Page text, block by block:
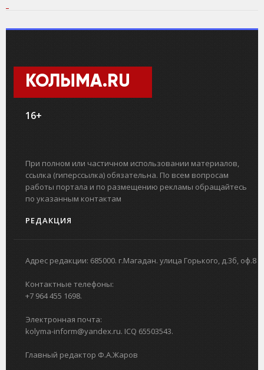
КОЛЫМА.RU
16+
При полном или частичном использовании материалов,
ссылка (гиперссылка) обязательна. По всем вопросам
работы портала и по размещению рекламы обращайтесь
по указанным контактам
РЕДАКЦИЯ
Адрес редакции: 685000. г.Магадан. улица Горького, д.3б, оф.8
Контактные телефоны:
+7 964 455 1698.
Электронная почта:
kolyma-inform@yandex.ru. ICQ 65503543.
Главный редактор Ф.А.Жаров